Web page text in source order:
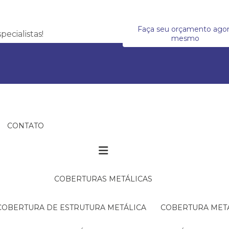
Faça seu orçamento
mesmo
CONTATO
COBERTURAS METÁLICAS
COBERTURA DE ESTRUTURA METÁLICA COBERTURA